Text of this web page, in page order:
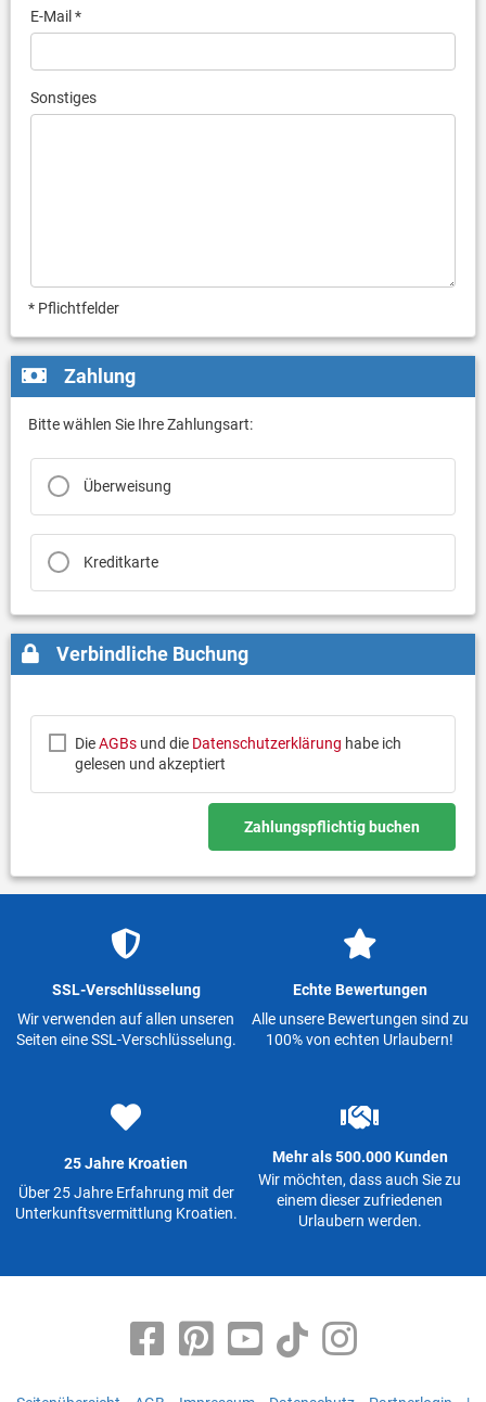
E-Mail *
Sonstiges
* Pflichtfelder
Zahlung
Bitte wählen Sie Ihre Zahlungsart:
Überweisung
Kreditkarte
Verbindliche Buchung
DieAGBsund die Datenschutzerklärung habe ich
gelesen und akzeptiert
Zahlungspflichtig buchen
SSL-Verschlüsselung
Wir verwenden auf allen unseren
Seiten eine SSL-Verschlüsselung.
Echte Bewertungen
Alle unsere Bewertungen sind zu
100% von echten Urlaubern!
25 Jahre Kroatien
Über 25 Jahre Erfahrung mit der
Unterkunftsvermittlung Kroatien.
Mehr als 500.000 Kunden
Wir möchten, dass auch Sie zu
einem dieser zufriedenen
Urlaubern werden.